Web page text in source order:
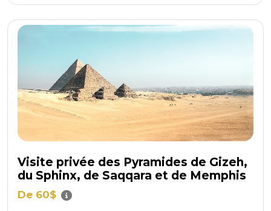
Visite privée des Pyramides de Gizeh,
du Sphinx, de Saqqara et de Memphis
De 60$